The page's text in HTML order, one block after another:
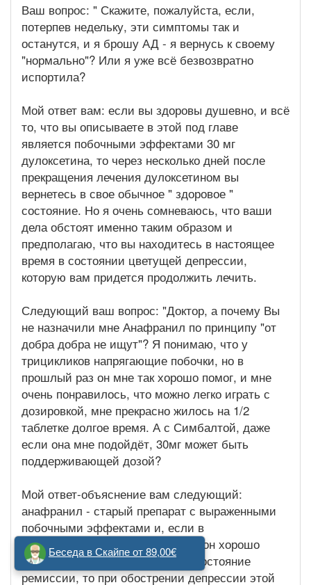
Ваш вопрос: " Скажите, пожалуйста, если,
потерпев недельку, эти симптомы так и
останутся, и я брошу АД - я вернусь к своему
"нормально"? Или я уже всё безвозвратно
испортила?
Мой ответ вам: если вы здоровы душевно, и всё
то, что вы описываете в этой под главе
является побочными эффектами 30 мг
дулоксетина, то через несколько дней после
прекращения лечения дулоксетином вы
вернетесь в свое обычное " здоровое "
состояние. Но я очень сомневаюсь, что ваши
дела обстоят именно таким образом и
предполагаю, что вы находитесь в настоящее
время в состоянии цветущей депрессии,
которую вам придется продолжить лечить.
Следующий ваш вопрос: "Доктор, а почему Вы
не назначили мне Анафранил по принципу "от
добра добра не ищут"? Я понимаю, что у
трицикликов напрягающие побочки, но в
прошлый раз он мне так хорошо помог, и мне
очень понравилось, что можно легко играть с
дозировкой, мне прекрасно жилось на 1/2
таблетке долгое время. А с Симбалтой, даже
если она мне подойдёт, 30мг может быть
поддерживающей дозой?
Мой ответ-объяснение вам следующий:
анафранил - старый препарат с выраженными
побочными эффектами и, если в
поддерживающей дозе в 12.5 мг он хорошо
переносится и сохраняет у вас состояние
ремиссии, то при обострении депрессии этой
Беседа в Скайпе от 89,00€